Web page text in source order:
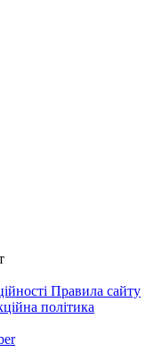
Правила сайту
політика